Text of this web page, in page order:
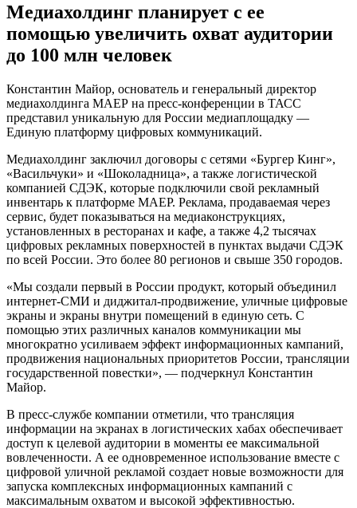
Медиахолдинг планирует с ее
помощью увеличить охват аудитории
до 100 млн человек
Константин Майор, основатель и генеральный директор
медиахолдинга МАЕР на пресс-конференции в ТАСС
представил уникальную для России медиаплощадку —
Единую платформу цифровых коммуникаций.
Медиахолдинг заключил договоры с сетями «Бургер Кинг»,
«Васильчуки» и «Шоколадница», а также логистической
компанией СДЭК, которые подключили свой рекламный
инвентарь к платформе МАЕР. Реклама, продаваемая через
сервис, будет показываться на медиаконструкциях,
установленных в ресторанах и кафе, а также 4,2 тысячах
цифровых рекламных поверхностей в пунктах выдачи СДЭК
по всей России. Это более 80 регионов и свыше 350 городов.
«Мы создали первый в России продукт, который объединил
интернет-СМИ и диджитал-продвижение, уличные цифровые
экраны и экраны внутри помещений в единую сеть. С
помощью этих различных каналов коммуникации мы
многократно усиливаем эффект информационных кампаний,
продвижения национальных приоритетов России, трансляции
государственной повестки», — подчеркнул Константин
Майор.
В пресс-службе компании отметили, что трансляция
информации на экранах в логистических хабах обеспечивает
доступ к целевой аудитории в моменты ее максимальной
вовлеченности. А ее одновременное использование вместе с
цифровой уличной рекламой создает новые возможности для
запуска комплексных информационных кампаний с
максимальным охватом и высокой эффективностью.